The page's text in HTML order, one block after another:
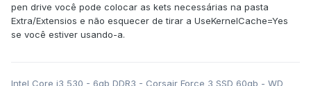
pen drive você pode colocar as kets necessárias na pasta
Extra/Extensios e não esquecer de tirar a UseKernelCache=Yes
se você estiver usando-a.
Intel Core i3 530 - 6gb DDR3 - Corsair Force 3 SSD 60gb - WD